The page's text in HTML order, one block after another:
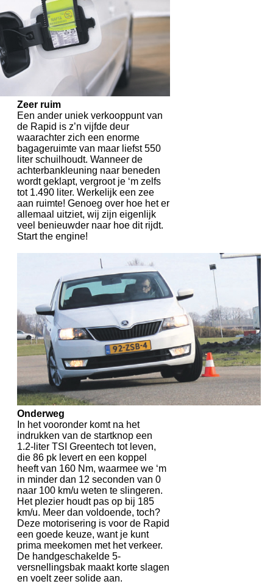
Zeer ruim
Een ander uniek verkooppunt van
de Rapid is z’n vijfde deur
waarachter zich een enorme
bagageruimte van maar liefst 550
liter schuilhoudt. Wanneer de
achterbankleuning naar beneden
wordt geklapt, vergroot je ‘m zelfs
tot 1.490 liter. Werkelijk een zee
aan ruimte! Genoeg over hoe het er
allemaal uitziet, wij zijn eigenlijk
veel benieuwder naar hoe dit rijdt.
Start the engine!
Onderweg
In het vooronder komt na het
indrukken van de startknop een
1.2-liter TSI Greentech tot leven,
die 86 pk levert en een koppel
heeft van 160 Nm, waarmee we ‘m
in minder dan 12 seconden van 0
naar 100 km/u weten te slingeren.
Het plezier houdt pas op bij 185
km/u. Meer dan voldoende, toch?
Deze motorisering is voor de Rapid
een goede keuze, want je kunt
prima meekomen met het verkeer.
De handgeschakelde 5-
versnellingsbak maakt korte slagen
en voelt zeer solide aan.